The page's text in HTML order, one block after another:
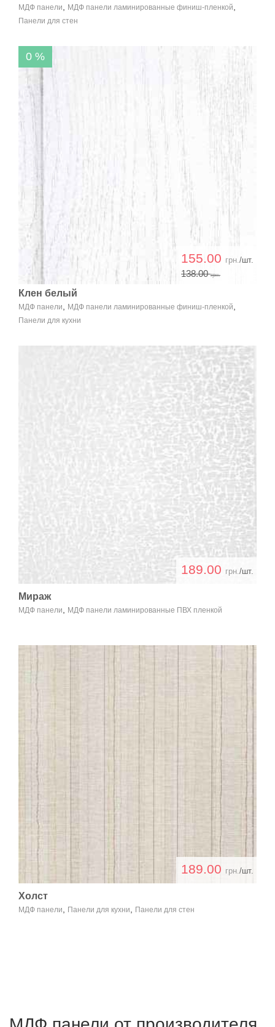
МДФ панели МДФ панели ламинированные финиш-пленкой
Панели для стен
0 %
155.00 грн./шт.
138.00грн.
Клен белый
МДФ панели МДФ панели ламинированные финиш-пленкой
Панели для кухни
189.00 грн./шт.
Мираж
МДФ панели МДФ панели ламинированные ПВХ пленкой
189.00 грн./шт.
Холст
МДФ панели Панели для кухни Панели для стен